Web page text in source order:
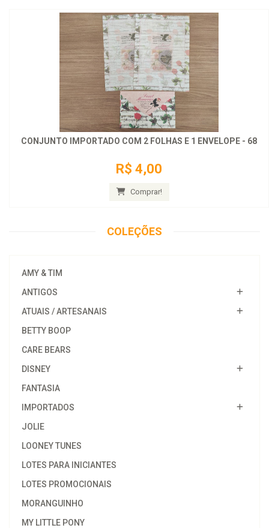
CONJUNTO IMPORTADO COM 2 FOLHAS E 1 ENVELOPE - 68
R$ 4,00
Comprar!
COLEÇÕES
AMY & TIM
ANTIGOS
ATUAIS / ARTESANAIS
BETTY BOOP
CARE BEARS
DISNEY
FANTASIA
IMPORTADOS
JOLIE
LOONEY TUNES
LOTES PARA INICIANTES
LOTES PROMOCIONAIS
MORANGUINHO
MY LITTLE PONY